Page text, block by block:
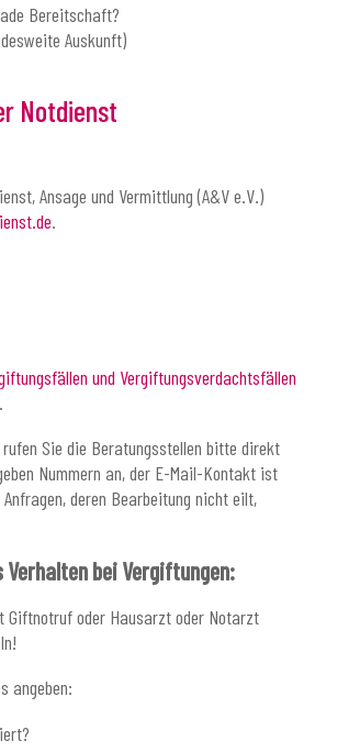
Bereitschaft?
Auskunft)
Notdienst
Ansage und Vermittlung (A&V e.V.)
.
und Vergiftungsverdachtsfällen
.
rufen Sie die Beratungsstellen bitte direkt
Nummern an, der E-Mail-Kontakt ist
deren Bearbeitung nicht eilt,
bei Vergiftungen:
Giftnotruf oder Hausarzt oder Notarzt
angeben: